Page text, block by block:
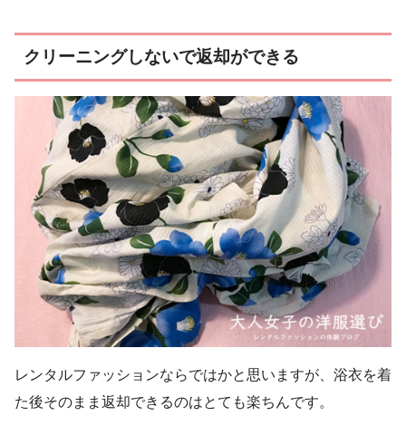
クリーニングしないで返却ができる
レンタルファッションならではかと思いますが、浴衣を着
た後そのまま返却できるのはとても楽ちんです。